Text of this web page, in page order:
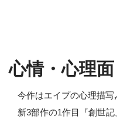
心情・心理面
今作はエイプの心理描写,
新3部作の1作目『創世記